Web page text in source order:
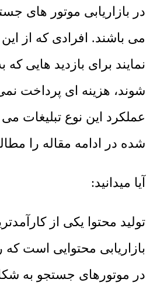
در بازاریابی موتور های
می باشند. افرادی که از
نمایند برای بازدید هایی
شوند، هزینه ای پرداخت
عملکرد این نوع تبلیغات
شده در ادامه مقاله را
آیا میدانید:
تولید محتوا یکی از
بازاریابی محتوایی است
در موتورهای جستجو به